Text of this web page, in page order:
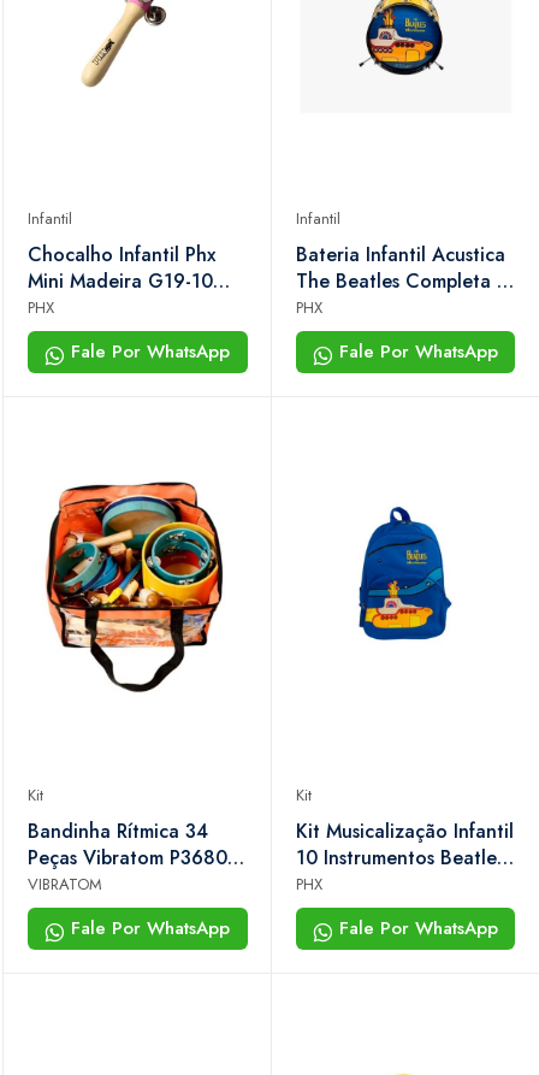
Infantil
Chocalho Infantil Phx
Mini Madeira G19-10
19cm Com Capa
PHX
Fale Por WhatsApp
Infantil
Bateria Infantil Acustica
The Beatles Completa 3
Peças Phx Yellow
Submarine
PHX
Fale Por WhatsApp
Kit
Bandinha Rítmica 34
Peças Vibratom P3680
Infantil Musicalização
Com Bag
VIBRATOM
Fale Por WhatsApp
Kit
Kit Musicalização Infantil
10 Instrumentos Beatles
- Blue Submarine Yellow
PHX
Fale Por WhatsApp